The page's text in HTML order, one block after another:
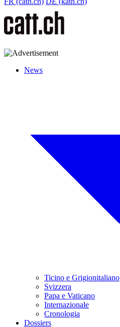
News
Ticino e Grigionitaliano
Svizzera
Papa e Vaticano
Internazionale
Cronologia
Dossiers